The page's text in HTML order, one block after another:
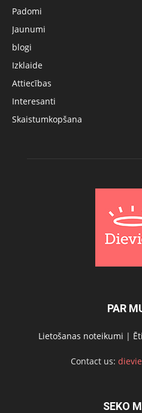
Padomi
Jaunumi
blogi
Izklaide
Attiecības
Interesanti
Skaistumkopšana
PAR
Lietošanas noteikumi |
Contact us:
SEKO